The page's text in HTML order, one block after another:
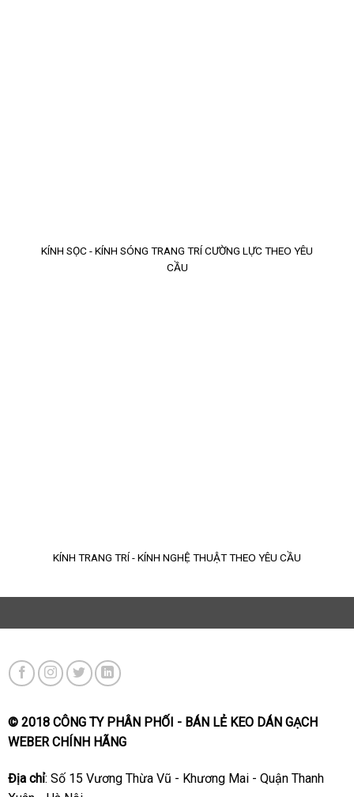
KÍNH SỌC - KÍNH SÓNG TRANG TRÍ CƯỜNG LỰC THEO YÊU
CẦU
KÍNH TRANG TRÍ - KÍNH NGHỆ THUẬT THEO YÊU CẦU
© 2018 CÔNG TY PHÂN PHỐI - BÁN LẺ KEO DÁN GẠCH
WEBER CHÍNH HÃNG
Địa chỉ: Số 15 Vương Thừa Vũ - Khương Mai - Quận Thanh